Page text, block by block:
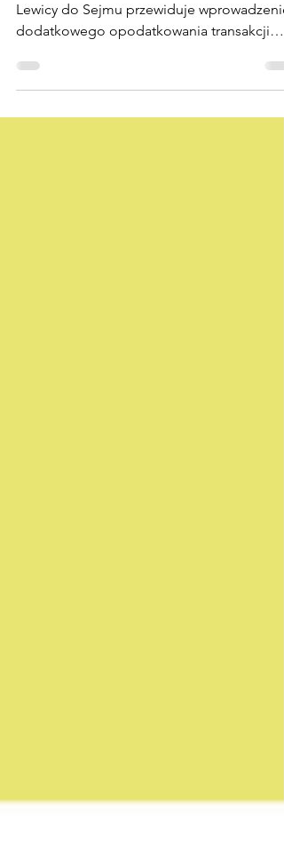
PCC dla flipperów
Lewicy do Sejmu przewiduje wprowadzenie
dodatkowego opodatkowania transakcji
cywilnoprawnych...